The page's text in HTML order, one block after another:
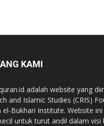
KAMI
adalah website yang
and Islamic Studies (CRIS)
el-Bukhari Institute. Website
untuk turut andil dalam visi